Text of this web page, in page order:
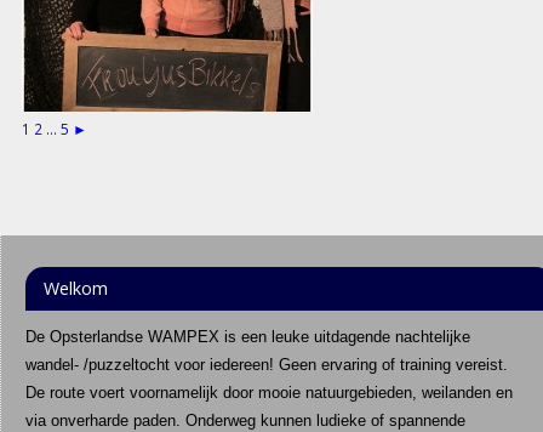
1 2 ... 5 ►
Welkom
De Opsterlandse WAMPEX is een leuke uitdagende nachtelijke
wandel- /puzzeltocht voor iedereen! Geen ervaring of training vereist.
De route voert voornamelijk door mooie natuurgebieden, weilanden en
via onverharde paden. Onderweg kunnen ludieke of spannende